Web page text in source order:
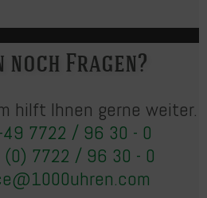
noch Fragen?
hilft Ihnen gerne weiter.
7722 / 96 30 - 0
7722 / 96 30 - 0